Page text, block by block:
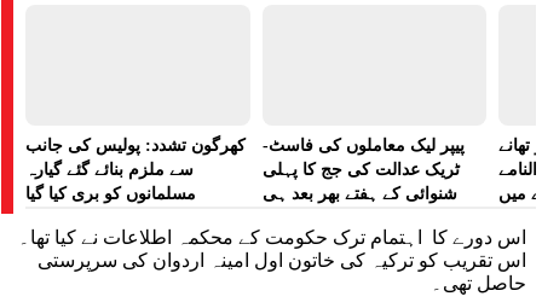
کھرگون تشدد: پولیس کی جانب
سے ملزم بنائے گئے گیارہ
مسلمانوں کو بری کیا گیا
پیپر لیک معاملوں کی فاسٹ-
ٹریک عدالت کی جج کا پہلی
شنوائی کے ہفتے بھر بعد ہی
میں
اس دورے کا اہتمام ترک حکومت کے محکمہ اطلاعات نے کیا تھا۔
اس تقریب کو ترکیہ کی خاتون اول امینہ اردوان کی سرپرستی
حاصل تھی۔